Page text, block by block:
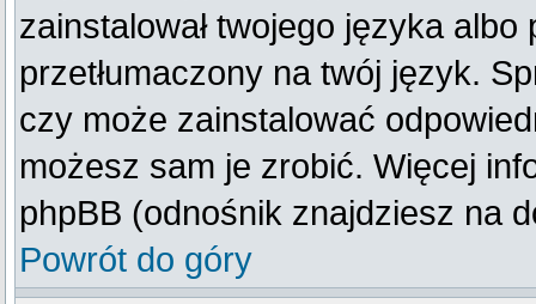
zainstalował twojego języka
przetłumaczony na twój język.
czy może zainstalować
możesz sam je zrobić. Więcej
phpBB (odnośnik znajdziesz na
Powrót do góry